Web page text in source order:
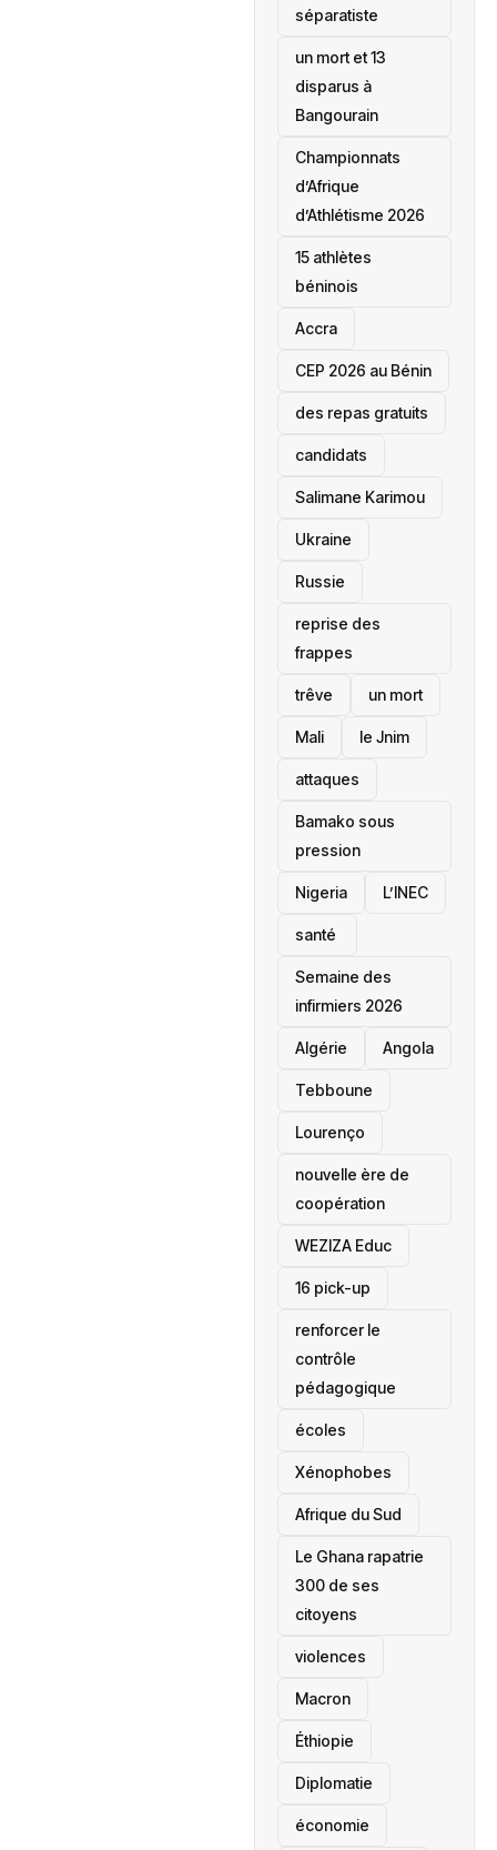
séparatiste
un mort et 13
disparus à
Bangourain
‎Championnats
d’Afrique
d’Athlétisme 2026
15 athlètes
béninois
Accra
‎CEP 2026 au Bénin
des repas gratuits
candidats
Salimane Karimou
Ukraine
Russie
reprise des
frappes
trêve un mort
Mali le Jnim
attaques
Bamako sous
pression
‎Nigeria L’INEC
santé ‎
Semaine des
infirmiers 2026
‎Algérie Angola
Tebboune
Lourenço
nouvelle ère de
coopération
‎WEZIZA Educ
16 pick-up
renforcer le
contrôle
pédagogique
écoles
‎Xénophobes
Afrique du Sud
Le Ghana rapatrie
300 de ses
citoyens
violences
Macron
Éthiopie
Diplomatie
économie